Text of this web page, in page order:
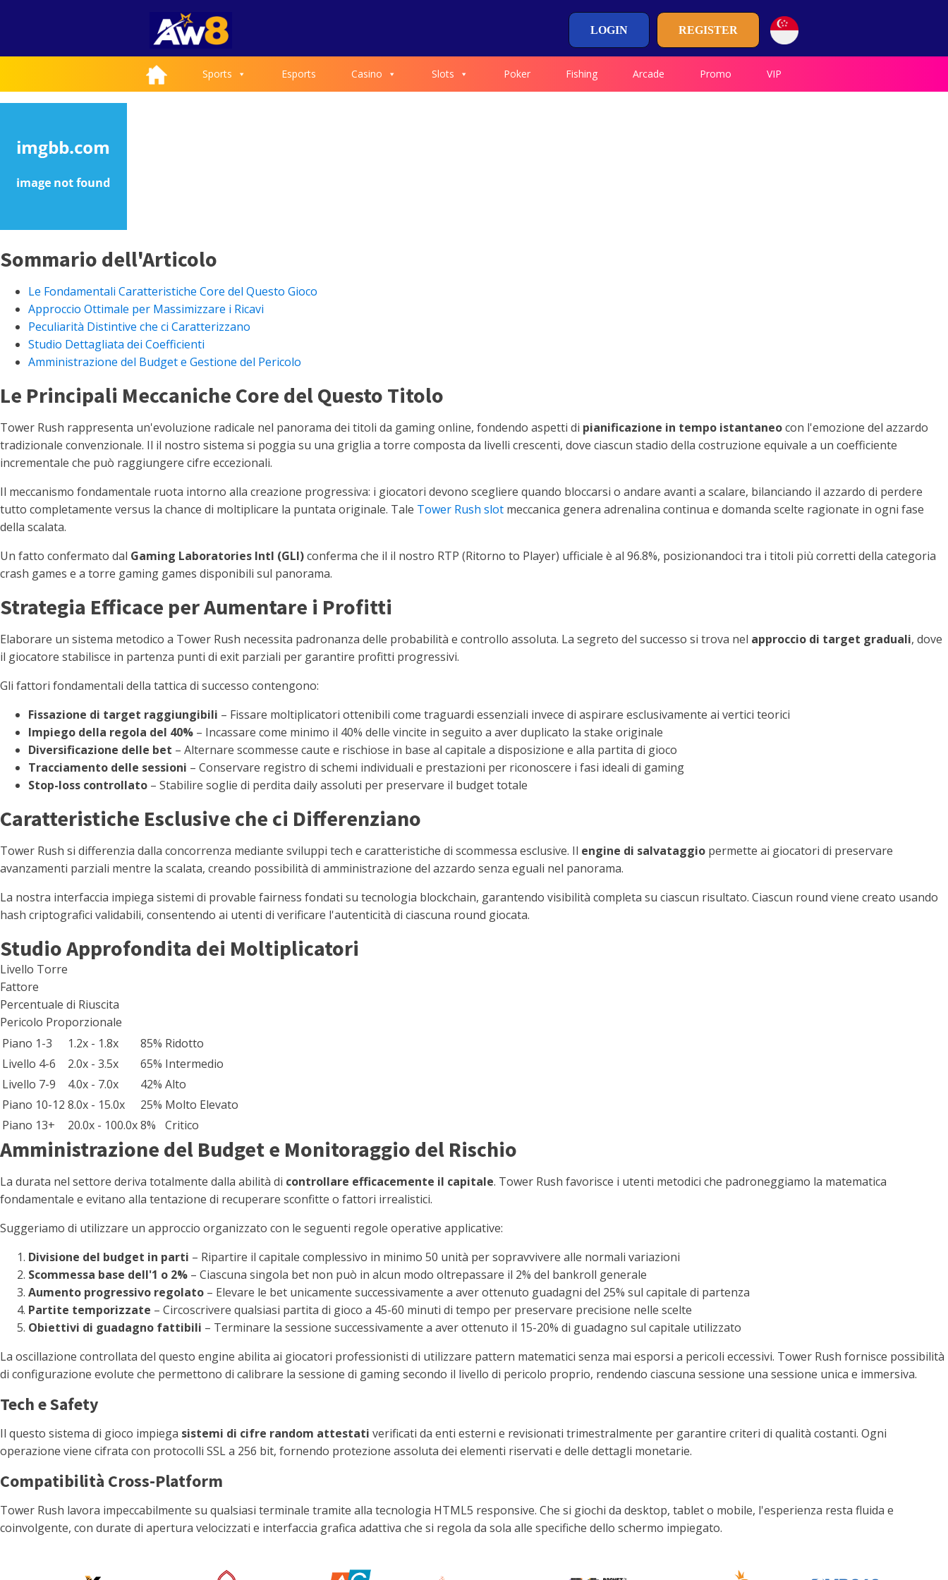
LOGIN REGISTER
Sports Esports Casino Slots Poker Fishing Arcade Promo VIP
Sommario dell'Articolo
Le Fondamentali Caratteristiche Core del Questo Gioco
Approccio Ottimale per Massimizzare i Ricavi
Peculiarità Distintive che ci Caratterizzano
Studio Dettagliata dei Coefficienti
Amministrazione del Budget e Gestione del Pericolo
Le Principali Meccaniche Core del Questo Titolo
Tower Rush rappresenta un'evoluzione radicale nel panorama dei titoli da gaming online, fondendo aspetti di pianificazione in tempo istantaneocon l'emozione del azzardo
tradizionale convenzionale. Il il nostro sistema si poggia su una griglia a torre composta da livelli crescenti, dove ciascun stadio della costruzione equivale a un coefficiente
incrementale che può raggiungere cifre eccezionali.
Il meccanismo fondamentale ruota intorno alla creazione progressiva: i giocatori devono scegliere quando bloccarsi o andare avanti a scalare, bilanciando il azzardo di perdere
tutto completamente versus la chance di moltiplicare la puntata originale. Tale Tower Rush slot meccanica genera adrenalina continua e domanda scelte ragionate in ogni fase
della scalata.
Un fatto confermato dal Gaming Laboratories Intl (GLI)conferma che il il nostro RTP (Ritorno to Player) ufficiale è al 96.8%, posizionandoci tra i titoli più corretti della categoria
crash games e a torre gaming games disponibili sul panorama.
Strategia Efficace per Aumentare i Profitti
Elaborare un sistema metodico a Tower Rush necessita padronanza delle probabilità e controllo assoluta. La segreto del successo si trova nel approccio di target graduali, dove
il giocatore stabilisce in partenza punti di exit parziali per garantire profitti progressivi.
Gli fattori fondamentali della tattica di successo contengono:
Fissazione di target raggiungibili – Fissare moltiplicatori ottenibili come traguardi essenziali invece di aspirare esclusivamente ai vertici teorici
Impiego della regola del 40% – Incassare come minimo il 40% delle vincite in seguito a aver duplicato la stake originale
Diversificazione delle bet – Alternare scommesse caute e rischiose in base al capitale a disposizione e alla partita di gioco
Tracciamento delle sessioni – Conservare registro di schemi individuali e prestazioni per riconoscere i fasi ideali di gaming
Stop-loss controllato – Stabilire soglie di perdita daily assoluti per preservare il budget totale
Caratteristiche Esclusive che ci Differenziano
Tower Rush si differenzia dalla concorrenza mediante sviluppi tech e caratteristiche di scommessa esclusive. Il engine di salvataggio permette ai giocatori di preservare
avanzamenti parziali mentre la scalata, creando possibilità di amministrazione del azzardo senza eguali nel panorama.
La nostra interfaccia impiega sistemi di provable fairness fondati su tecnologia blockchain, garantendo visibilità completa su ciascun risultato. Ciascun round viene creato usando
hash criptografici validabili, consentendo ai utenti di verificare l'autenticità di ciascuna round giocata.
Studio Approfondita dei Moltiplicatori
Livello Torre
Fattore
Percentuale di Riuscita
Pericolo Proporzionale
Piano 1-3
1.2x - 1.8x 85% Ridotto
Livello 4-6
2.0x - 3.5x 65% Intermedio
Livello 7-9
4.0x - 7.0x 42% Alto
Piano 10-12 8.0x - 15.0x 25% Molto Elevato
Piano 13+
20.0x - 100.0x8% Critico
Amministrazione del Budget e Monitoraggio del Rischio
La durata nel settore deriva totalmente dalla abilità di controllare efficacemente il capitale. Tower Rush favorisce i utenti metodici che padroneggiamo la matematica
fondamentale e evitano alla tentazione di recuperare sconfitte o fattori irrealistici.
Suggeriamo di utilizzare un approccio organizzato con le seguenti regole operative applicative:
Divisione del budget in parti – Ripartire il capitale complessivo in minimo 50 unità per sopravvivere alle normali variazioni
Scommessa base dell'1 o 2% – Ciascuna singola bet non può in alcun modo oltrepassare il 2% del bankroll generale
Aumento progressivo regolato – Elevare le bet unicamente successivamente a aver ottenuto guadagni del 25% sul capitale di partenza
Partite temporizzate – Circoscrivere qualsiasi partita di gioco a 45-60 minuti di tempo per preservare precisione nelle scelte
Obiettivi di guadagno fattibili – Terminare la sessione successivamente a aver ottenuto il 15-20% di guadagno sul capitale utilizzato
La oscillazione controllata del questo engine abilita ai giocatori professionisti di utilizzare pattern matematici senza mai esporsi a pericoli eccessivi. Tower Rush fornisce possibilità
di configurazione evolute che permettono di calibrare la sessione di gaming secondo il livello di pericolo proprio, rendendo ciascuna sessione una sessione unica e immersiva.
Tech e Safety
Il questo sistema di gioco impiega sistemi di cifre random attestati verificati da enti esterni e revisionati trimestralmente per garantire criteri di qualità costanti. Ogni
operazione viene cifrata con protocolli SSL a 256 bit, fornendo protezione assoluta dei elementi riservati e delle dettagli monetarie.
Compatibilità Cross-Platform
Tower Rush lavora impeccabilmente su qualsiasi terminale tramite alla tecnologia HTML5 responsive. Che si giochi da desktop, tablet o mobile, l'esperienza resta fluida e
coinvolgente, con durate di apertura velocizzati e interfaccia grafica adattiva che si regola da sola alle specifiche dello schermo impiegato.